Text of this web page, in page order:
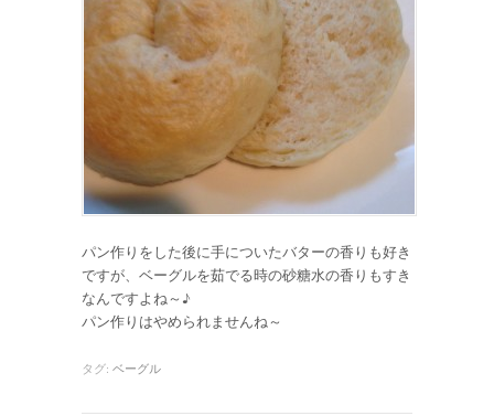
パン作りをした後に手についたバターの香りも好き
ですが、ベーグルを茹でる時の砂糖水の香りもすき
なんですよね～♪
パン作りはやめられませんね～
タグ: ベーグル